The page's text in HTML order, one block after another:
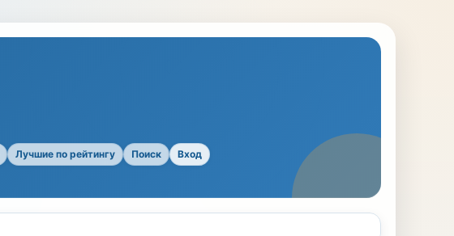
Лучшие по рейтингу Поиск Вход